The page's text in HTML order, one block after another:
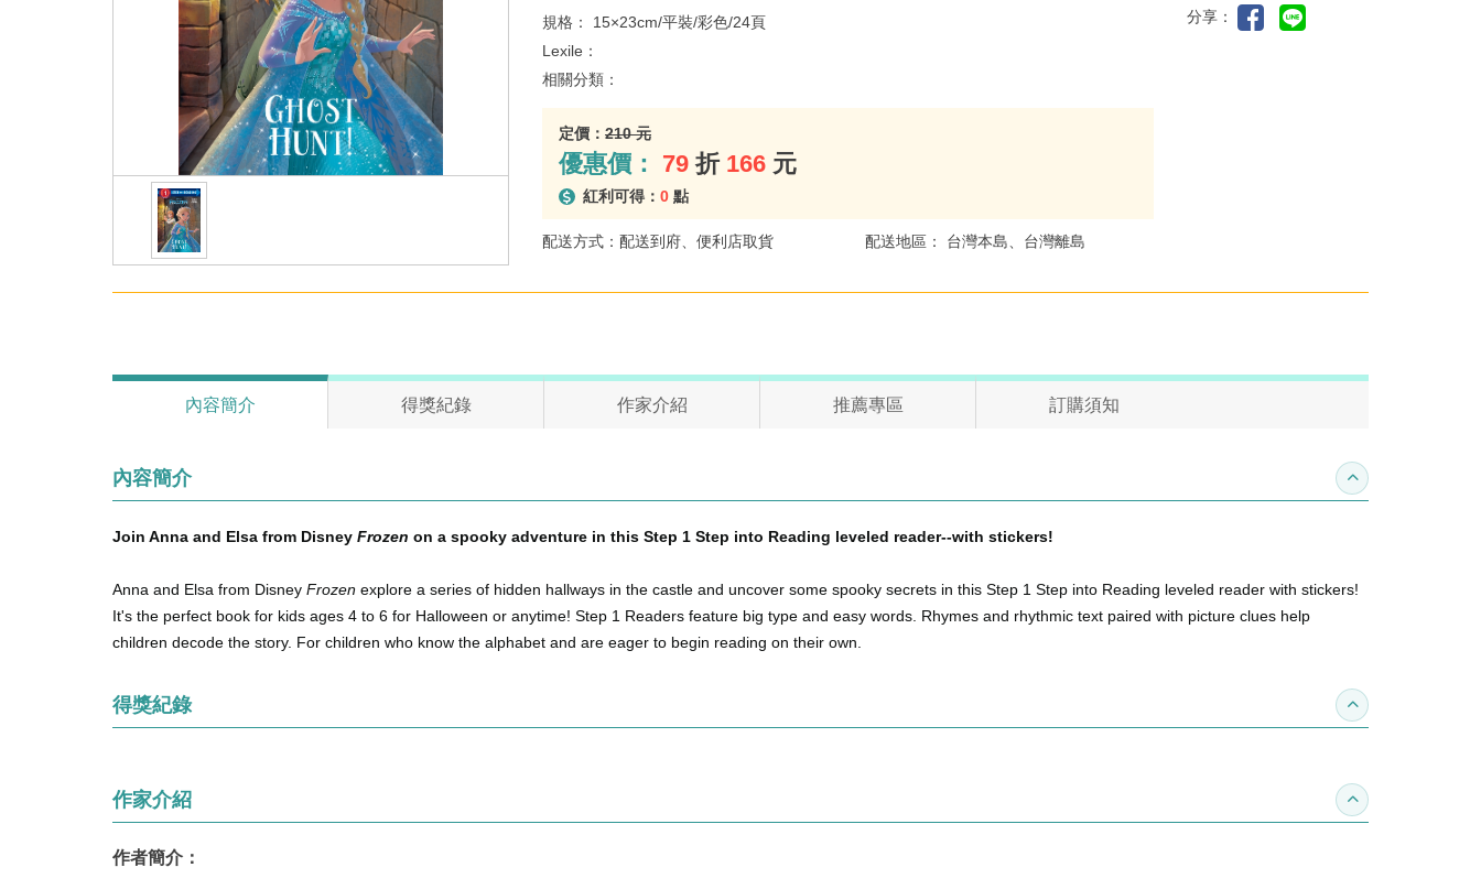
規格： 15×23cm/平裝/彩色/24頁
Lexile：
相關分類：
定價： 210 元
優惠價： 79 折 166 元
紅利可得： 0 點
配送方式：配送到府、便利店取貨 配送地區： 台灣本島、台灣離島
分享：
內容簡介 得獎紀錄 作家介紹 推薦專區 訂購須知
內容簡介 收合內容簡介
Join Anna and Elsa from Disney Frozen on a spooky adventure in this Step 1 Step into Reading leveled reader--with stickers!
Anna and Elsa from Disney Frozen explore a series of hidden hallways in the castle and uncover some spooky secrets in this Step 1 Step into Reading leveled reader with stickers!
It's the perfect book for kids ages 4 to 6 for Halloween or anytime! Step 1 Readers feature big type and easy words. Rhymes and rhythmic text paired with picture clues help
children decode the story. For children who know the alphabet and are eager to begin reading on their own.
得獎紀錄 收合得獎紀錄
作家介紹 收合作家介紹
作者簡介：